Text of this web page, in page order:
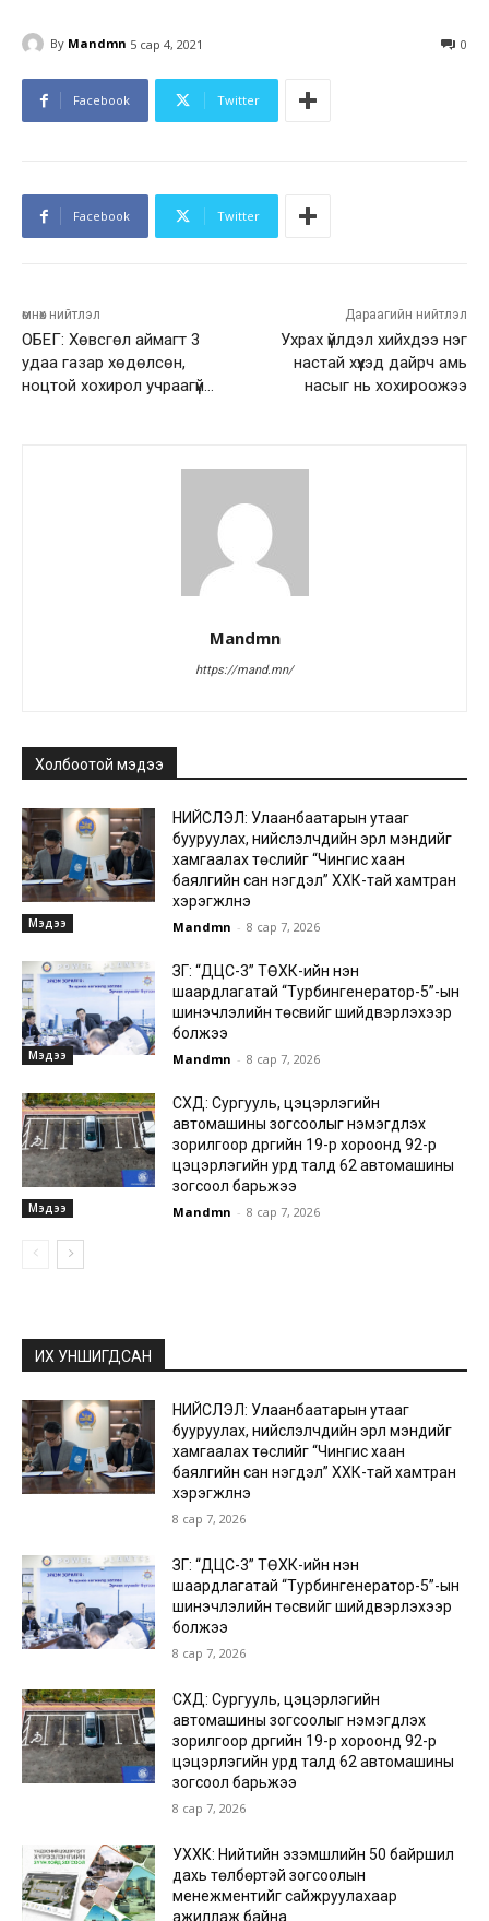
By Mandmn 5 сар 4, 2021 0
Facebook Twitter
Facebook Twitter
өмнөх нийтлэл
ОБЕГ: Хөвсгөл аймагт 3
удаа газар хөдөлсөн,
ноцтой хохирол учраагүй…
Дараагийн нийтлэл
Ухрах үйлдэл хийхдээ нэг
настай хүүхэд дайрч амь
насыг нь хохироожээ
Mandmn
https://mand.mn/
Холбоотой мэдээ
Мэдээ
НИЙСЛЭЛ: Улаанбаатарын утааг
бууруулах, нийслэлчүүдийн эрүүл мэндийг
хамгаалах төслийг “Чингис хаан
баялгийн сан нэгдэл” ХХК-тай хамтран
хэрэгжүүлнэ
Mandmn - 8 сар 7, 2026
Мэдээ
ЗГ: “ДЦС-3” ТӨХК-ийн нэн
шаардлагатай “Турбингенератор-5”-ын
шинэчлэлийн төсвийг шийдвэрлэхээр
болжээ
Mandmn - 8 сар 7, 2026
Мэдээ
СХД: Сургууль, цэцэрлэгийн
автомашины зогсоолыг нэмэгдүүлэх
зорилгоор дүүргийн 19-р хороонд 92-р
цэцэрлэгийн урд талд 62 автомашины
зогсоол барьжээ
Mandmn - 8 сар 7, 2026
ИХ УНШИГДСАН
НИЙСЛЭЛ: Улаанбаатарын утааг
бууруулах, нийслэлчүүдийн эрүүл мэндийг
хамгаалах төслийг “Чингис хаан
баялгийн сан нэгдэл” ХХК-тай хамтран
хэрэгжүүлнэ
8 сар 7, 2026
ЗГ: “ДЦС-3” ТӨХК-ийн нэн
шаардлагатай “Турбингенератор-5”-ын
шинэчлэлийн төсвийг шийдвэрлэхээр
болжээ
8 сар 7, 2026
СХД: Сургууль, цэцэрлэгийн
автомашины зогсоолыг нэмэгдүүлэх
зорилгоор дүүргийн 19-р хороонд 92-р
цэцэрлэгийн урд талд 62 автомашины
зогсоол барьжээ
8 сар 7, 2026
УХХК: Нийтийн эзэмшлийн 50 байршил
дахь төлбөртэй зогсоолын
менежментийг сайжруулахаар
ажиллаж байна